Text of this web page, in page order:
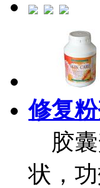
修复粉
胶囊
状，